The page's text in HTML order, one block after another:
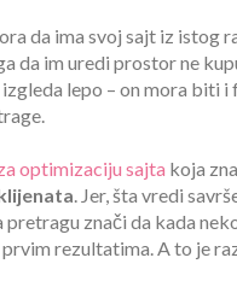
da ima svoj sajt iz istog
da im uredi prostor ne
lepo – on mora biti
optimizaciju sajta koja
. Jer, šta vredi
znači da kada
prvim rezultatima. A to je